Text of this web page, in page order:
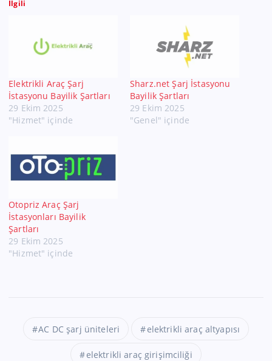
İlgili
Elektrikli Araç Şarj
İstasyonu Bayilik Şartları
29 Ekim 2025
"Hizmet" içinde
Sharz.net Şarj İstasyonu
Bayilik Şartları
29 Ekim 2025
"Genel" içinde
Otopriz Araç Şarj
İstasyonları Bayilik
Şartları
29 Ekim 2025
"Hizmet" içinde
AC DC şarj üniteleri elektrikli araç altyapısı
elektrikli araç girişimciliği